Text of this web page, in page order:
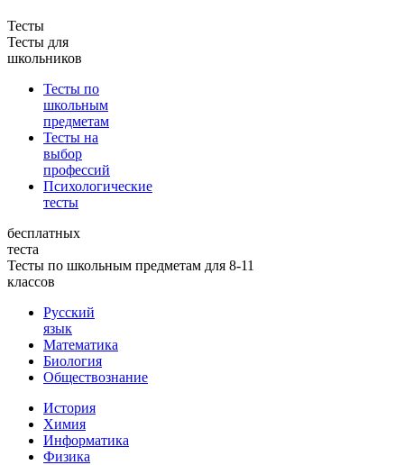
Тесты
Тесты для
школьников
Тесты по
школьным
предметам
Тесты на
выбор
профессий
Психологические
тесты
бесплатных
теста
Тесты по школьным предметам для 8-11
классов
Русский
язык
Математика
Биология
Обществознание
История
Химия
Информатика
Физика